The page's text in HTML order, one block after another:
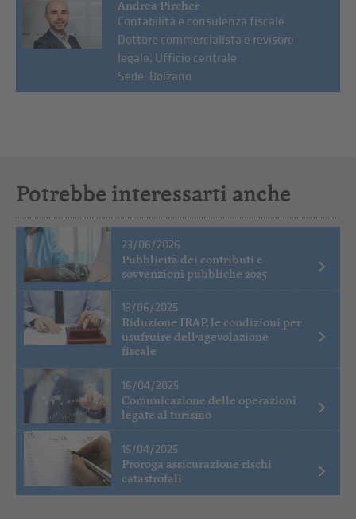
Andrea Pircher
Contabilità e consulenza fiscale
Dottore commercialista e revisore
legale, Ufficio centrale
Sede: Bolzano
Potrebbe interessarti anche
23/06/2026
Pubblicità dei contributi e
sovvenzioni pubbliche 2025
13/06/2025
Riduzione IRAP, le condizioni per
usufruire dell’agevolazione
fiscale
16/04/2025
Comunicazione delle operazioni
legate al turismo
15/04/2025
Proroga assicurazione rischi
catastrofali